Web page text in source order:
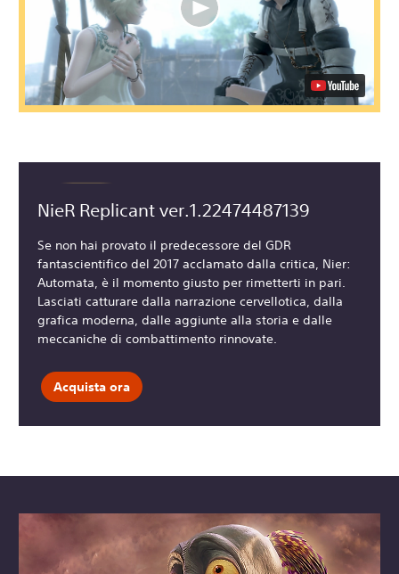
NieR Replicant ver.1.22474487139
Se non hai provato il predecessore del GDR
fantascientifico del 2017 acclamato dalla critica, Nier:
Automata, è il momento giusto per rimetterti in pari.
Lasciati catturare dalla narrazione cervellotica, dalla
grafica moderna, dalle aggiunte alla storia e dalle
meccaniche di combattimento rinnovate.
Acquista ora